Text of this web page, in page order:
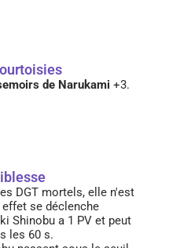
de Narukami +3.
DGT mortels, elle n'est
se déclenche
Shinobu a 1 PV et peut
les 60 s.